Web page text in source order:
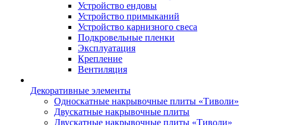
Устройство ендовы
Устройство примыканий
Устройство карнизного свеса
Подкровельные пленки
Эксплуатация
Крепление
Вентиляция
Декоративные элементы
Односкатные накрывочные плиты «Тиволи»
Двускатные накрывочные плиты
Двускатные накрывочные плиты «Тиволи»